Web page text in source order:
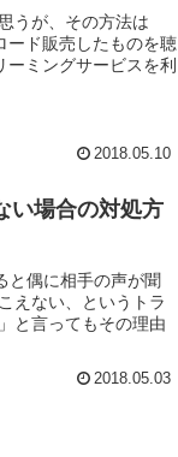
うが、その方法は
ード販売したものを聴
ミングサービスを利
2018.05.10
い場合の対処方
と偶に相手の声が聞
えない、というトラ
と言ってもその理由
2018.05.03